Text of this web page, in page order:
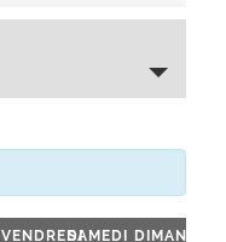
VENDREDISAMEDI DIMANCHE